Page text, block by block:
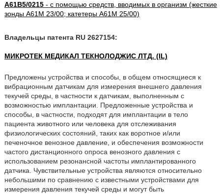
A61B5/0215- с помощью средств, вводимых в организм (жесткие
зонды A61M 23/00; катетеры A61M 25/00)
Владельцы патента RU 2627154:
МИКРОТЕК МЕДИКАЛ ТЕКНОЛОДЖИС ЛТД. (IL)
Предложены устройства и способы, в общем относящиеся к
вибрационным датчикам для измерения внешнего давления
текучей среды, в частности к датчикам, выполненным с
возможностью имплантации. Предложенные устройства и
способы, в частности, подходят для имплантации в тело
пациента животного или человека для отслеживания
физиологических состояний, таких как воротное и/или
печеночное венозное давление, и обеспечения возможности
частого дистанционного опроса венозного давления с
использованием резонансной частоты имплантированного
датчика. Чувствительные устройства являются относительно
небольшими по сравнению с известными устройствами для
измерения давления текучей среды и могут быть